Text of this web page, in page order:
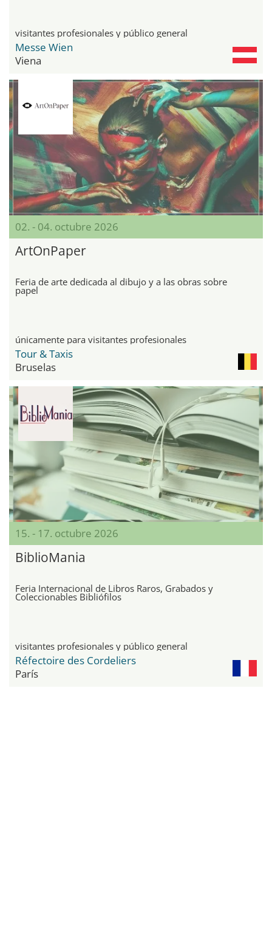
visitantes profesionales y público general
Messe Wien
Viena
02. - 04. octubre 2026
ArtOnPaper
Feria de arte dedicada al dibujo y a las obras sobre
papel
únicamente para visitantes profesionales
Tour & Taxis
Bruselas
15. - 17. octubre 2026
BiblioMania
Feria Internacional de Libros Raros, Grabados y
Coleccionables Bibliófilos
visitantes profesionales y público general
Réfectoire des Cordeliers
París